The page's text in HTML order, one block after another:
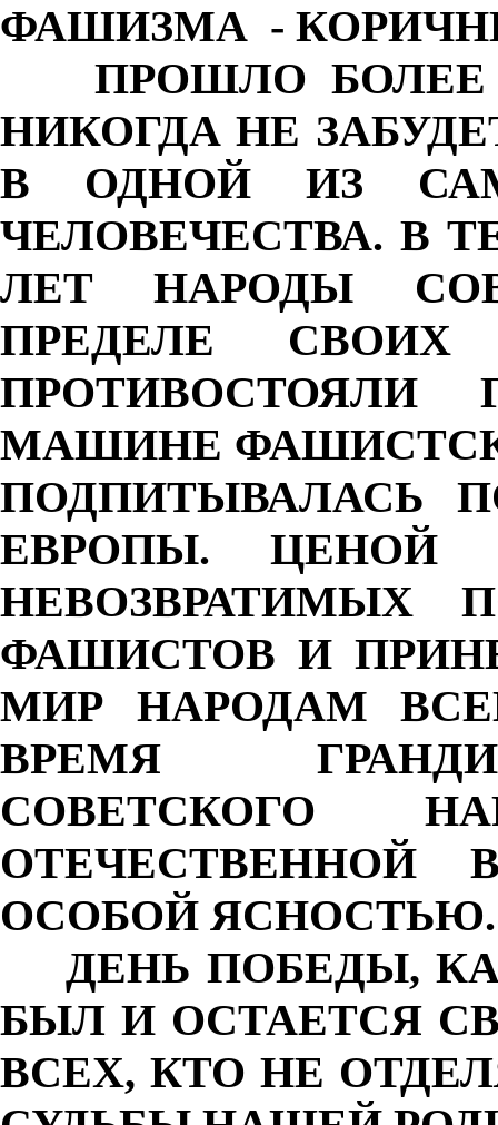
ФАШИЗМА -
ПРОШЛО БОЛЕЕ
НИКОГДА НЕ
В ОДНОЙ ИЗ
ЧЕЛОВЕЧЕСТВА. В
ЛЕТ НАРОДЫ
ПРЕДЕЛЕ
ПРОТИВОСТОЯЛИ
МАШИНЕ
ПОДПИТЫВАЛАСЬ
ЕВРОПЫ. ЦЕНОЙ
НЕВОЗВРАТИМЫХ
ФАШИСТОВ И
МИР НАРОДАМ
ВРЕМЯ
СОВЕТСКОГО
ОТЕЧЕСТВЕННОЙ
ОСОБОЙ ЯСНОСТЬЮ.
ДЕНЬ ПОБЕДЫ,
БЫЛ И ОСТАЕТСЯ
ВСЕХ, КТО НЕ